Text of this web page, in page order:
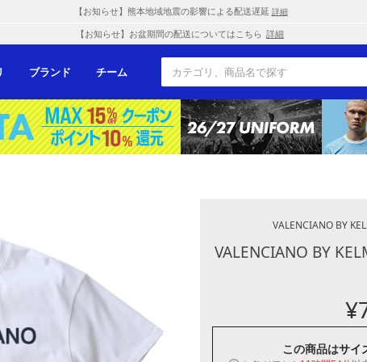
【お知らせ】熊本地域地震の影響による配送遅延 詳細
【お知らせ】お盆期間の配送についてはこちら 詳細
ブランド チーム
VALENCIANO BY
VALENCIANO BY
¥
この商品はサイ